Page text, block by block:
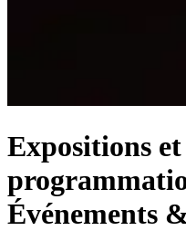
Expositions
Événements